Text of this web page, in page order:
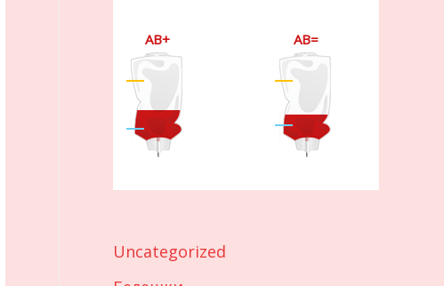
AB+ AB=
Uncategorized